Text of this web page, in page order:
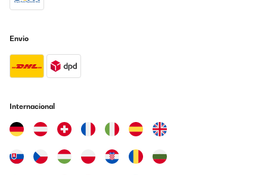
Envio
Internacional